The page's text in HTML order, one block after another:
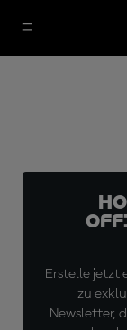
Erstelle jetzt
zu
Newsletter,